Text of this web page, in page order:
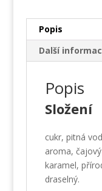
Popis
Další
Popis
Složení
cukr, pitná
aroma,
karamel,
draselný.